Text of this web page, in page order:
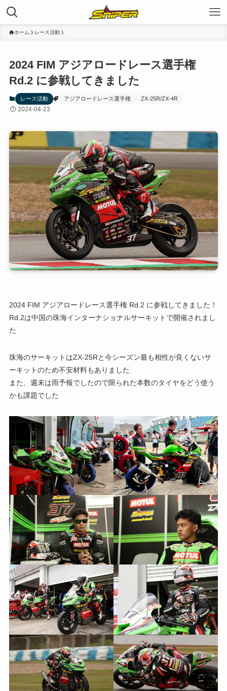
ホーム レース活動
2024 FIM アジアロードレース選手権
Rd.2 に参戦してきました
レース活動 アジアロードレース選手権 ZX-25R/ZX-4R
2024-04-23
2024 FIM アジアロードレース選手権 Rd.2 に参戦してきました！
Rd.2は中国の珠海インターナショナルサーキットで開催されまし
た
珠海のサーキットはZX-25Rと今シーズン最も相性が良くないサ
ーキットのため不安材料もありました
また、週末は雨予報でしたので限られた本数のタイヤをどう使う
かも課題でした